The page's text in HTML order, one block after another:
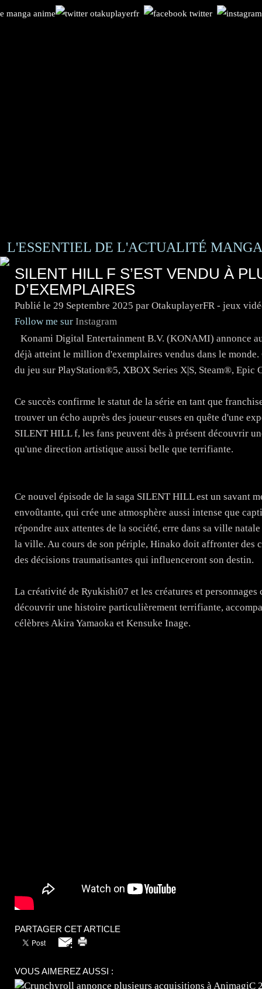
L'ESSENTIEL DE L'ACTUALITÉ
SILENT HILL F S’EST VENDU À
D’EXEMPLAIRES
Publié le 29 Septembre 2025 par OtakuplayerFR - jeux
Follow me sur Instagram
Konami Digital Entertainment B.V. (KONAMI) annonce
déjà atteint le million d'exemplaires vendus dans le
du jeu sur PlayStation®5, XBOX Series X|S, Steam®, Epic
Ce succès confirme le statut de la série en tant que
trouver un écho auprès des joueur·euses en quête d'une
SILENT HILL f, les fans peuvent dès à présent découvrir
qu'une direction artistique aussi belle que terrifiante.
Ce nouvel épisode de la saga SILENT HILL est un savant
envoûtante, qui crée une atmosphère aussi intense que
répondre aux attentes de la société, erre dans sa ville
la ville. Au cours de son périple, Hinako doit affronter des
des décisions traumatisantes qui influenceront son destin.
La créativité de Ryukishi07 et les créatures et
découvrir une histoire particulièrement terrifiante,
célèbres Akira Yamaoka et Kensuke Inage.
PARTAGER CET ARTICLE
VOUS AIMEREZ AUSSI :